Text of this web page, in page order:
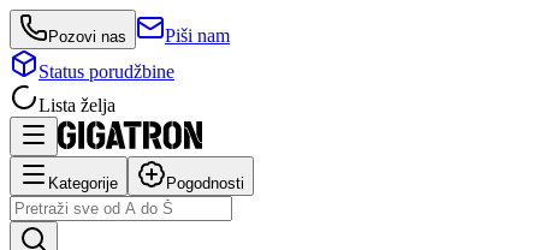
Pozovi nas
Piši nam
Status porudžbine
Lista želja
Kategorije Pogodnosti